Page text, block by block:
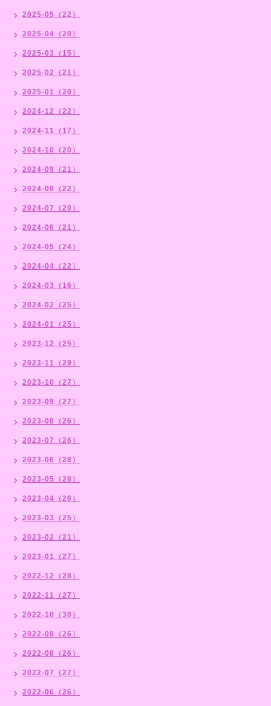
2025-05（22）
2025-04（20）
2025-03（15）
2025-02（21）
2025-01（20）
2024-12（22）
2024-11（17）
2024-10（20）
2024-09（21）
2024-08（22）
2024-07（20）
2024-06（21）
2024-05（24）
2024-04（22）
2024-03（16）
2024-02（25）
2024-01（25）
2023-12（25）
2023-11（29）
2023-10（27）
2023-09（27）
2023-08（26）
2023-07（26）
2023-06（28）
2023-05（28）
2023-04（26）
2023-03（25）
2023-02（21）
2023-01（27）
2022-12（28）
2022-11（27）
2022-10（30）
2022-09（26）
2022-08（26）
2022-07（27）
2022-06（26）